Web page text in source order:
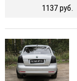
1137 руб.